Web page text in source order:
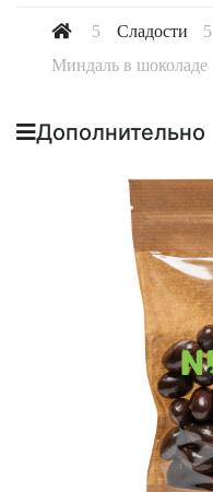
Сладости
Миндаль в шоколаде
Дополнительно